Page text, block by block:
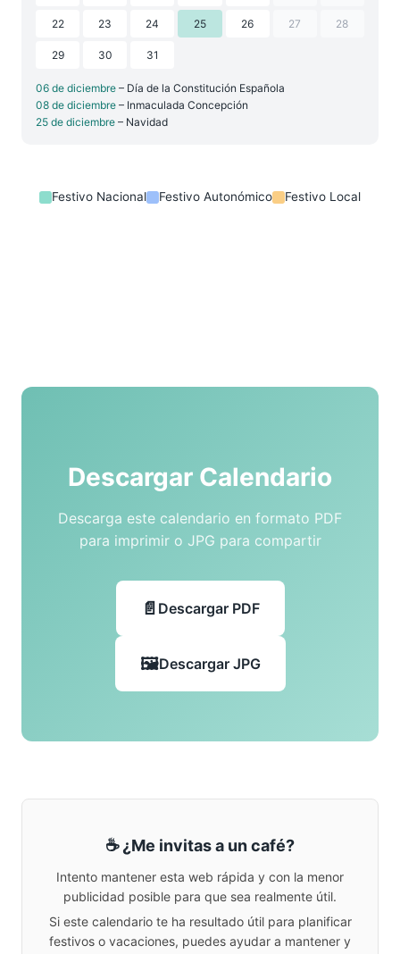
22 23 24 25 26 27 28
29 30 31
06 de diciembre – Día de la Constitución Española
08 de diciembre – Inmaculada Concepción
25 de diciembre – Navidad
Festivo Nacional Festivo Autonómico Festivo Local
Descargar Calendario
Descarga este calendario en formato PDF
para imprimir o JPG para compartir
Descargar PDF
Descargar JPG
☕ ¿Me invitas a un café?
Intento mantener esta web rápida y con la menor
publicidad posible para que sea realmente útil.
Si este calendario te ha resultado útil para planificar
festivos o vacaciones, puedes ayudar a mantener y